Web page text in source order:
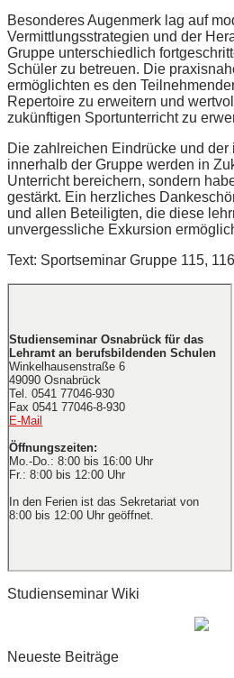
Besonderes Augenmerk lag auf
Vermittlungsstrategien und der
Gruppe unterschiedlich
Schüler zu betreuen. Die
ermöglichten es den
Repertoire zu erweitern und
zukünftigen Sportunterricht zu
Die zahlreichen Eindrücke und der
innerhalb der Gruppe werden in
Unterricht bereichern, sondern
gestärkt. Ein herzliches
und allen Beteiligten, die diese
unvergessliche Exkursion
Text: Sportseminar Gruppe 115, 116
Studienseminar Osnabrück für das
Lehramt an berufsbildenden Schulen
Winkelhausenstraße 6
49090 Osnabrück
Tel. 0541 77046-930
Fax 0541 77046-8-930
E-Mail
Öffnungszeiten:
Mo.-Do.: 8:00 bis 16:00 Uhr
Fr.: 8:00 bis 12:00 Uhr
In den Ferien ist das Sekretariat von
8:00 bis 12:00 Uhr geöffnet.
Studienseminar Wiki
Neueste Beiträge